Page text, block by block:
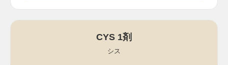
CYS 1剤
シス